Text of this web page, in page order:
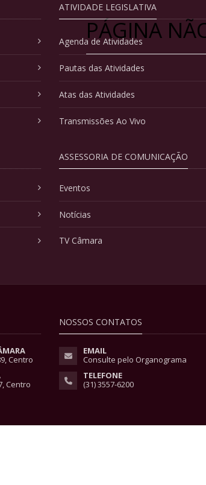
PÁGINA
ATIVIDADE LEGISLATIVA
Agenda de Atividades
Pautas das Atividades
Atas das Atividades
Transmissões Ao Vivo
ASSESSORIA DE COMUNICAÇÃO
Eventos
Notícias
TV Câmara
Centro
Centro
NOSSOS CONTATOS
EMAIL
Consulte pelo Organograma
TELEFONE
(31) 3557-6200